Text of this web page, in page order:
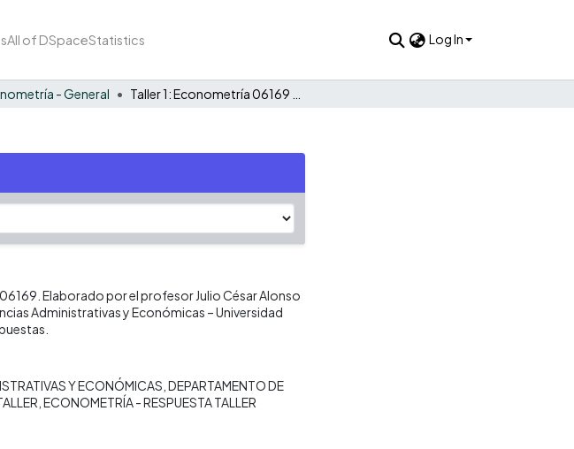
All of DSpaceStatistics Log In
- General
Elaborado por el profesor Julio César Alonso
Administrativas y Económicas – Universidad
Y ECONÓMICAS DEPARTAMENTO DE
ECONOMETRÍA - RESPUESTA TALLER